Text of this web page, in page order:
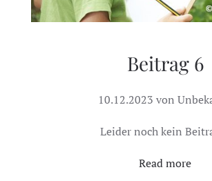
Beitrag 6
10.12.2023 von
Leider noch kein
Read more